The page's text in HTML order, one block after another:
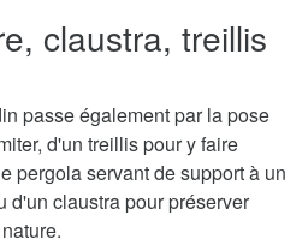
claustra, treillis
passe également par la pose
d'un treillis pour y faire
pergola servant de support à un
d'un claustra pour préserver